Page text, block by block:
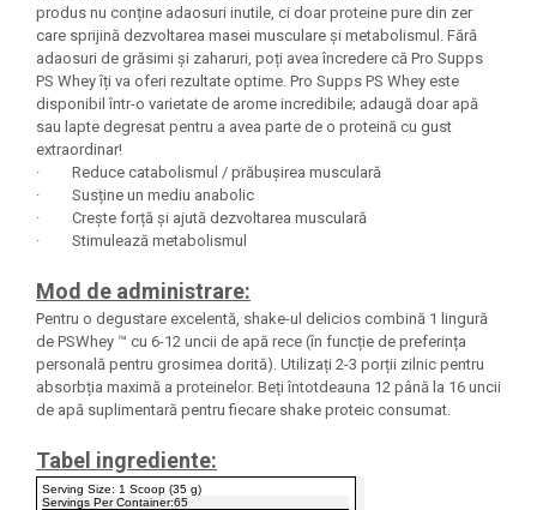
produs nu conține adaosuri inutile, ci doar proteine pure din zer
care sprijină dezvoltarea masei musculare și metabolismul. Fără
adaosuri de grăsimi și zaharuri, poți avea încredere că Pro Supps
PS Whey îți va oferi rezultate optime. Pro Supps PS Whey este
disponibil într-o varietate de arome incredibile; adaugă doar apă
sau lapte degresat pentru a avea parte de o proteină cu gust
extraordinar!
· Reduce catabolismul / prăbușirea musculară
· Susține un mediu anabolic
· Crește forță și ajută dezvoltarea musculară
· Stimulează metabolismul
Mod de administrare:
Pentru o degustare excelentă, shake-ul delicios combină 1 lingură
de PSWhey ™ cu 6-12 uncii de apă rece (în funcție de preferința
personală pentru grosimea dorită). Utilizați 2-3 porții zilnic pentru
absorbția maximă a proteinelor. Beți întotdeauna 12 până la 16 uncii
de apă suplimentară pentru fiecare shake proteic consumat.
Tabel ingrediente:
Serving Size: 1 Scoop (35 g)
Servings Per Container:65